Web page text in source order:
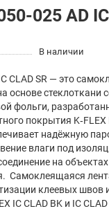
025 AD
В наличии
CLAD SR — это
основе стеклоткани
фольги,
покрытия K‑FLEX
надёжную
влаги под
на
Самоклеящаяся
клеевых швов
IC CLAD BK и IC CLAD